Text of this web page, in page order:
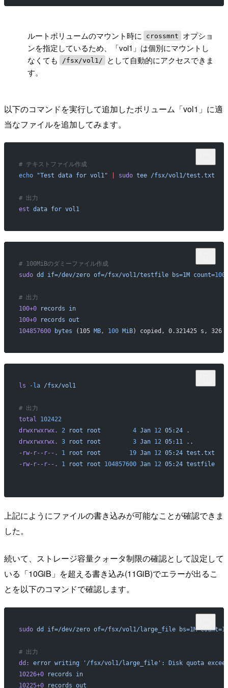
ルートボリュームのマウント時に crossmnt
オプショ
ンを指定しているため、「vol1」は個別にマウントし
なくても
/fsx/vol1/
として自動的にアクセスできま
す。
以下のコマンドを実行して追加したボリューム「vol1」に適
当なファイルを追加してみます。
# テキストファイル作成
echo "Test data for vol1" sudo tee /fsx/vol1/test.txt
# 出力
est data for vol1
# 100MiBのダミーファイル作成
sudo dd if=/dev/zero of=/fsx/vol1/testfile bs=1M count=100
# 出力
100+0 records in
100+0 records out
104857600 bytes (105 MB, 100 MiB) copied, 0.321425 s, 326
ls -la /fsx/vol1
# 出力
total 102422
drwxrwxrwx.
2 root root
         4
Jan 12 05:24 .
drwxrwxrwx.
3 root root
         3
Jan 12 05:11 ..
-rw-r--r--.
1 root root
        19
Jan 12 05:24 test.txt
-rw-r--r--.
1 root root 104857600 Jan 12 05:24 testfile
上記にようにファイルの書き込みが可能なことが確認できま
した。
続いて、ストレージ容量クォータ制限の確認として設定して
いる「10GiB」を超える書き込み(11GiB)でエラーが出るこ
とを以下のコマンドで確認します。
sudo dd if=/dev/zero of=/fsx/vol1/large_file bs=1M count=
# 出力
dd:
error writing '/fsx/vol1/large_file': Disk quota
10226+0 records in
10225+0 records out